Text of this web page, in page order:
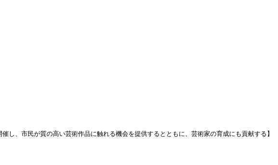
し、市民が質の高い芸術作品に触れる機会を提供するとともに、芸術家の育成にも貢献する】